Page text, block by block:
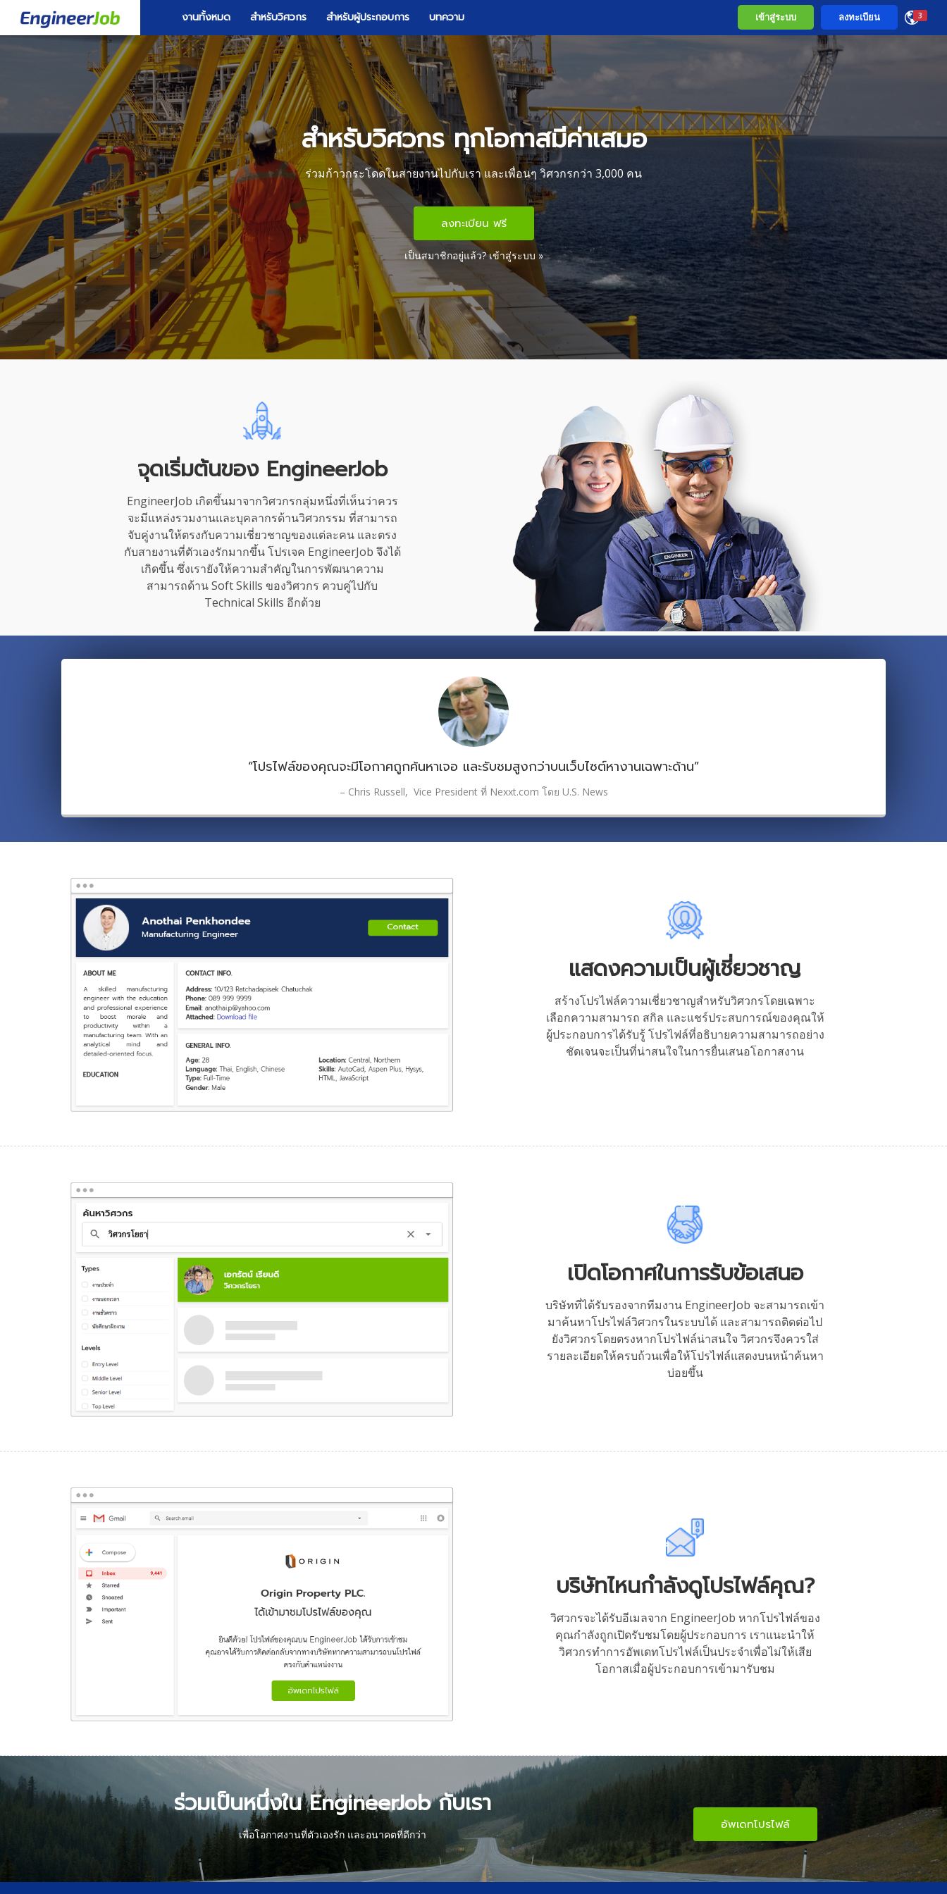
งานทั้งหมด สำหรับวิศวกร สำหรับผู้ประกอบการ บทความ 3
เข้าสู่ระบบ ลงทะเบียน
สำหรับวิศวกร ทุกโอกาสมีค่าเสมอ
ร่วมก้าวกระโดดในสายงานไปกับเรา และเพื่อนๆ วิศวกรกว่า 3,000 คน
ลงทะเบียน ฟรี
เป็นสมาชิกอยู่แล้ว?เข้าสู่ระบบ »
จุดเริ่มต้นของ EngineerJob
EngineerJob เกิดขึ้นมาจากวิศวกรกลุ่มหนึ่งที่เห็นว่าควร
จะมีแหล่งรวมงานและบุคลากรด้านวิศวกรรม ที่สามารถ
จับคู่งานให้ตรงกับความเชี่ยวชาญของแต่ละคน และตรง
กับสายงานที่ตัวเองรักมากขึ้น โปรเจค EngineerJob จึงได้
เกิดขึ้น ซึ่งเรายังให้ความสำคัญในการพัฒนาความ
สามารถด้าน Soft Skills ของวิศวกร ควบคู่ไปกับ
Technical Skills อีกด้วย
“โปรไฟล์ของคุณจะมีโอกาศถูกค้นหาเจอ และรับชมสูงกว่าบนเว็บไซต์หางานเฉพาะด้าน”
– Chris Russell, Vice President ที่ Nexxt.com โดย U.S. News
แสดงความเป็นผู้เชี่ยวชาญ
สร้างโปรไฟล์ความเชี่ยวชาญสำหรับวิศวกรโดยเฉพาะ
เลือกความสามารถ สกิล และแชร์ประสบการณ์ของคุณให้
ผู้ประกอบการได้รับรู้ โปรไฟล์ที่อธิบายความสามารถอย่าง
ชัดเจนจะเป็นที่น่าสนใจในการยื่นเสนอโอกาสงาน
เปิดโอกาศในการรับข้อเสนอ
บริษัทที่ได้รับรองจากทีมงาน EngineerJob จะสามารถเข้า
มาค้นหาโปรไฟล์วิศวกรในระบบได้ และสามารถติดต่อไป
ยังวิศวกรโดยตรงหากโปรไฟล์น่าสนใจ วิศวกรจึงควรใส่
รายละเอียดให้ครบถ้วนเพื่อให้โปรไฟล์แสดงบนหน้าค้นหา
บ่อยขึ้น
บริษัทไหนกำลังดูโปรไฟล์คุณ?
วิศวกรจะได้รับอีเมลจาก EngineerJob หากโปรไฟล์ของ
คุณกำลังถูกเปิดรับชมโดยผู้ประกอบการ เราแนะนำให้
วิศวกรทำการอัพเดทโปรไฟล์เป็นประจำเพื่อไม่ให้เสีย
โอกาสเมื่อผู้ประกอบการเข้ามารับชม
ร่วมเป็นหนึ่งใน EngineerJob กับเรา
เพื่อโอกาศงานที่ตัวเองรัก และอนาคตที่ดีกว่า
อัพเดทโปรไฟล์